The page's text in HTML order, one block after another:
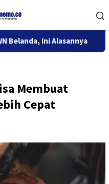
Ini Alasannya 9
Membuat
Cepat